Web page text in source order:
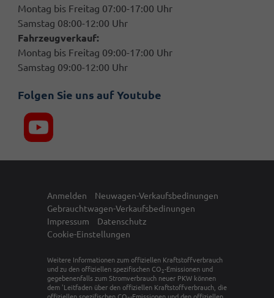
Montag bis Freitag 07:00-17:00 Uhr
Samstag 08:00-12:00 Uhr
Fahrzeugverkauf:
Montag bis Freitag 09:00-17:00 Uhr
Samstag 09:00-12:00 Uhr
Folgen Sie uns auf Youtube
Anmelden
Neuwagen-Verkaufsbedinungen
Gebrauchtwagen-Verkaufsbedinungen
Impressum
Datenschutz
Cookie-Einstellungen
Weitere Informationen zum offiziellen Kraftstoffverbrauch
und zu den offiziellen spezifischen CO 2-Emissionen und
gegebenenfalls zum Stromverbrauch neuer PKW können
dem 'Leitfaden über den offiziellen Kraftstoffverbrauch, die